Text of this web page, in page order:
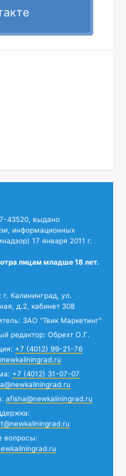
43520, выдано
информационных
17 января 2011 г.
лицам младше 18 лет.
г. Калининград, ул.
д.2, кабинет 308
ЗАО "Твик Маркетинг"
редактор: Обрехт О.Г.
+7 (4012) 99-21-76
+7 (4012) 31-07-07
afisha@newkaliningrad.ru
вопросы: